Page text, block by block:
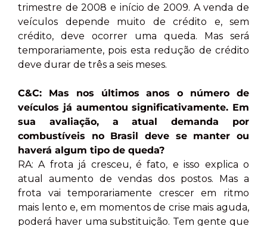
trimestre de 2008 e início de 2009. A venda de
veículos depende muito de crédito e, sem
crédito, deve ocorrer uma queda. Mas será
temporariamente, pois esta redução de crédito
deve durar de três a seis meses.
C&C: Mas nos últimos anos o número de
veículos já aumentou significativamente. Em
sua avaliação, a atual demanda por
combustíveis no Brasil deve se manter ou
haverá algum tipo de queda?
RA: A frota já cresceu, é fato, e isso explica o
atual aumento de vendas dos postos. Mas a
frota vai temporariamente crescer em ritmo
mais lento e, em momentos de crise mais aguda,
poderá haver uma substituição. Tem gente que